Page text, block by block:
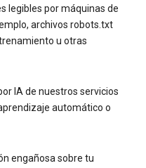
legibles por máquinas de
archivos robots.txt
u otras
IA de nuestros servicios
automático o
engañosa sobre tu